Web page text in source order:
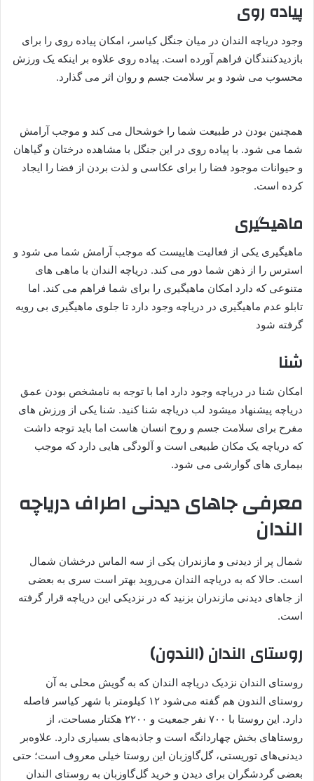
پیاده روی
وجود دریاچه الندان در میان جنگل کیاسر، امکان پیاده روی را برای
بازدیدکنندگان فراهم آورده است. پیاده روی علاوه بر اینکه یک ورزش
محسوب می شود و بر سلامت جسم و روان اثر می گذارد.
همچنین بودن در طبیعت شما را خوشحال می کند و موجب آرامش
شما می شود. با پیاده روی در این جنگل با مشاهده درختان و گیاهان
و حیوانات موجود فضا را برای عکاسی و لذت بردن از فضا را ایجاد
کرده است.
ماهیگیری
ماهیگیری یکی از فعالیت هاییست که موجب آرامش شما می شود و
استرس را از ذهن شما دور می کند. دریاچه الندان با ماهی های
متنوعی که دارد امکان ماهیگیری را برای شما فراهم می کند. اما
تابلو عدم ماهیگیری در دریاچه وجود دارد تا جلوی ماهیگیری بی رویه
گرفته شود
شنا
امکان شنا در دریاچه وجود دارد اما با توجه به نامشخص بودن عمق
دریاچه پیشنهاد میشود لب دریاچه شنا کنید. شنا یکی از ورزش های
مفرح برای سلامت جسم و روح انسان هاست اما باید توجه داشت
که دریاچه یک مکان طبیعی است و آلودگی هایی دارد که موجب
بیماری های گوارشی می شود.
معرفی جاهای دیدنی اطراف دریاچه
الندان
شمال پر از دیدنی و مازندران یکی از سه الماس درخشان شمال
است. حالا که به دریاچه الندان می‌روید بهتر است سری به بعضی
از جاهای دیدنی مازندران بزنید که در نزدیکی این دریاچه قرار گرفته
است.
روستای الندان (الندون)
روستای الندان نزدیک دریاچه الندان که به گویش محلی به آن
روستای الندون هم گفته می‌شود ۱۲ کیلومتر با شهر کیاسر فاصله
دارد. این روستا با ۷۰۰ نفر جمعیت و ۲۲۰۰ هکتار مساحت، از
روستاهای بخش چهاردانگه است و جاذبه‌های بسیاری دارد. علاوه‌بر
دیدنی‌های توریستی، گل‌گاوزبان این روستا خیلی معروف است؛ حتی
بعضی گردشگران برای دیدن و خرید گل‌گاوزبان‌ به روستای الندان